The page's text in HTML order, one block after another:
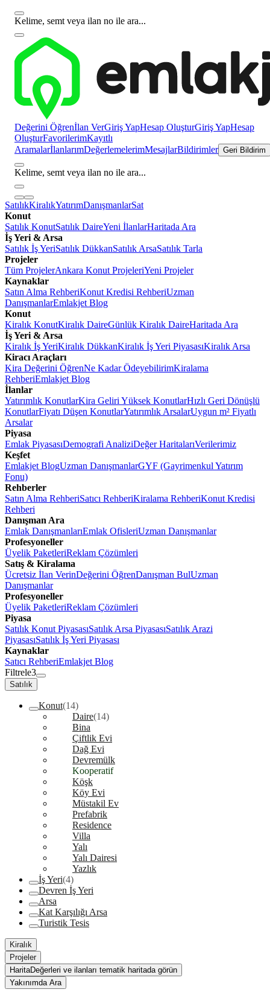
Kelime, semt veya ilan no ile ara...
Değerini Öğrenİlan VerGiriş YapHesap OluşturGiriş YapHesap
OluşturFavorilerimKayıtlı
AramalarİlanlarımDeğerlemelerimMesajlarBildirimler Geri Bildirim
Kelime, semt veya ilan no ile ara...
SatılıkKiralıkYatırımDanışmanlarSat
Konut
Satılık KonutSatılık DaireYeni İlanlarHaritada Ara
İş Yeri & Arsa
Satılık İş YeriSatılık DükkanSatılık ArsaSatılık Tarla
Projeler
Tüm ProjelerAnkara Konut ProjeleriYeni Projeler
Kaynaklar
Satın Alma RehberiKonut Kredisi RehberiUzman
DanışmanlarEmlakjet Blog
Konut
Kiralık KonutKiralık DaireGünlük Kiralık DaireHaritada Ara
İş Yeri & Arsa
Kiralık İş YeriKiralık DükkanKiralık İş Yeri PiyasasıKiralık Arsa
Kiracı Araçları
Kira Değerini ÖğrenNe Kadar ÖdeyebilirimKiralama
RehberiEmlakjet Blog
İlanlar
Yatırımlık KonutlarKira Geliri Yüksek KonutlarHızlı Geri Dönüşlü
KonutlarFiyatı Düşen KonutlarYatırımlık ArsalarUygun m² Fiyatlı
Arsalar
Piyasa
Emlak PiyasasıDemografi AnaliziDeğer HaritalarıVerilerimiz
Keşfet
Emlakjet BlogUzman DanışmanlarGYF (Gayrimenkul Yatırım
Fonu)
Rehberler
Satın Alma RehberiSatıcı RehberiKiralama RehberiKonut Kredisi
Rehberi
Danışman Ara
Emlak DanışmanlarıEmlak OfisleriUzman Danışmanlar
Profesyoneller
Üyelik PaketleriReklam Çözümleri
Satış & Kiralama
Ücretsiz İlan VerinDeğerini ÖğrenDanışman BulUzman
Danışmanlar
Profesyoneller
Üyelik PaketleriReklam Çözümleri
Piyasa
Satılık Konut PiyasasıSatılık Arsa PiyasasıSatılık Arazi
PiyasasıSatılık İş Yeri Piyasası
Kaynaklar
Satıcı RehberiEmlakjet Blog
Filtrele3
Satılık
Konut(14)
Daire(14)
Bina
Çiftlik Evi
Dağ Evi
Devremülk
Kooperatif
Köşk
Köy Evi
Müstakil Ev
Prefabrik
Residence
Villa
Yalı
Yalı Dairesi
Yazlık
İş Yeri(4)
Devren İş Yeri
Arsa
Kat Karşılığı Arsa
Turistik Tesis
Kiralık
Projeler
HaritaDeğerleri ve ilanları tematik haritada görün
Yakınımda Ara